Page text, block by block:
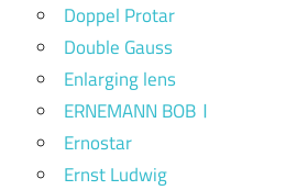
Doppel Protar
Double Gauss
Enlarging lens
ERNEMANN BOBⅠ
Ernostar
Ernst Ludwig